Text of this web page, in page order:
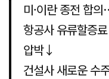
미·이란 종전 합
항공사 유류할증
압박↓
건설사 새로운 수